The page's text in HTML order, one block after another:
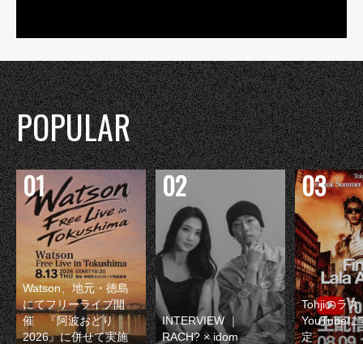
POPULAR
Watson、地元・徳島
にてフリーライブ開
催 『阿波おどり
2026』に併せて実施
INTERVIEW ｜
RACH? × idom
Tohjiのラス
YouTubeに
定